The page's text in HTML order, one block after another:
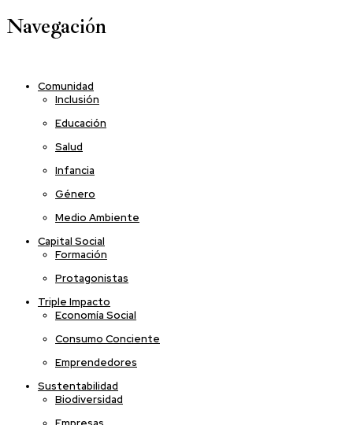
Navegación
Comunidad
Inclusión
Educación
Salud
Infancia
Género
Medio Ambiente
Capital Social
Formación
Protagonistas
Triple Impacto
Economía Social
Consumo Conciente
Emprendedores
Sustentabilidad
Biodiversidad